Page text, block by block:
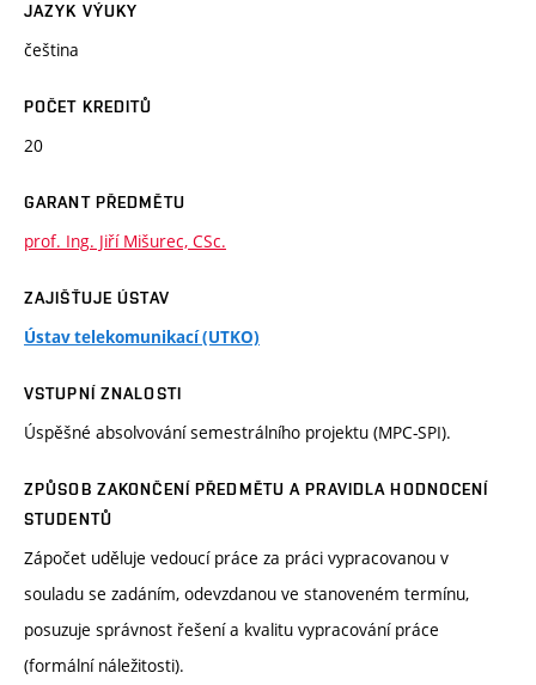
JAZYK VÝUKY
čeština
POČET KREDITŮ
20
GARANT PŘEDMĚTU
prof. Ing. Jiří Mišurec, CSc.
ZAJIŠŤUJE ÚSTAV
Ústav telekomunikací (UTKO)
VSTUPNÍ ZNALOSTI
Úspěšné absolvování semestrálního projektu (MPC-SPI).
ZPŮSOB ZAKONČENÍ PŘEDMĚTU A PRAVIDLA HODNOCENÍ
STUDENTŮ
Zápočet uděluje vedoucí práce za práci vypracovanou v
souladu se zadáním, odevzdanou ve stanoveném termínu,
posuzuje správnost řešení a kvalitu vypracování práce
(formální náležitosti).